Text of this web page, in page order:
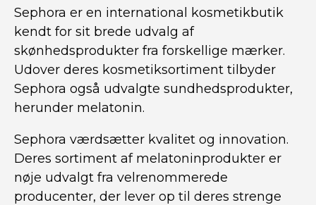
Sephora er en international kosmetikbutik
kendt for sit brede udvalg af
skønhedsprodukter fra forskellige mærker.
Udover deres kosmetiksortiment tilbyder
Sephora også udvalgte sundhedsprodukter,
herunder melatonin.
Sephora værdsætter kvalitet og innovation.
Deres sortiment af melatoninprodukter er
nøje udvalgt fra velrenommerede
producenter, der lever op til deres strenge